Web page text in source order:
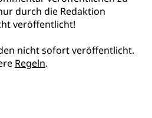
durch die Redaktion
veröffentlicht!
nicht sofort veröffentlicht.
Regeln.